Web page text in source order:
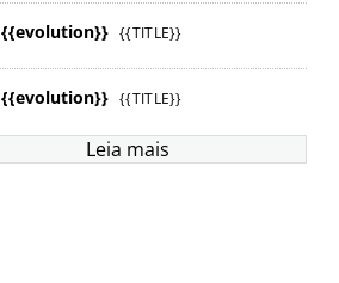
{{evolution}} {{TITLE}}
{{evolution}} {{TITLE}}
Leia mais